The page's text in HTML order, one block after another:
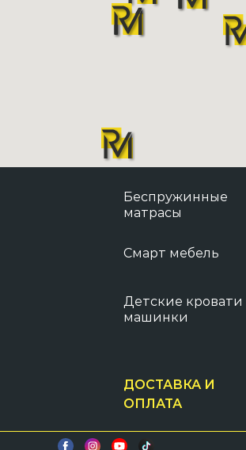
Беспружинные
матрасы
Смарт мебель
Детские кровати
машинки
ДОСТАВКА И
ОПЛАТА